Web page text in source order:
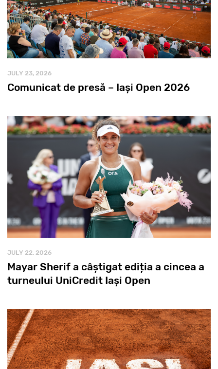
JULY 23, 2026
Comunicat de presă – Iași Open 2026
JULY 22, 2026
Mayar Sherif a câștigat ediția a cincea a
turneului UniCredit Iași Open